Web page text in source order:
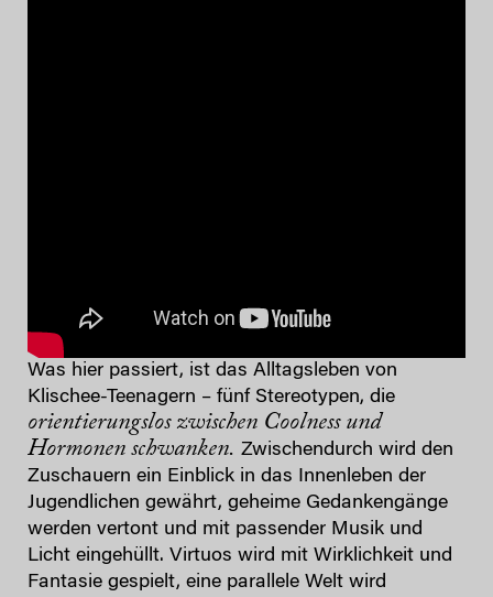
Was hier passiert, ist das Alltagsleben von
Klischee-Teenagern – fünf Stereotypen, die
orientierungslos zwischen Coolness und
Hormonen schwanken. Zwischendurch wird den
Zuschauern ein Einblick in das Innenleben der
Jugendlichen gewährt, geheime Gedankengänge
werden vertont und mit passender Musik und
Licht eingehüllt. Virtuos wird mit Wirklichkeit und
Fantasie gespielt, eine parallele Welt wird